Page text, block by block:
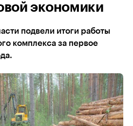
экономики
подвели итоги работы
комплекса за первое